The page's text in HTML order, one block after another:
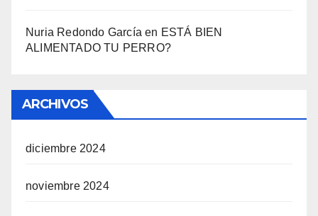
Nuria Redondo García en ESTÁ BIEN
ALIMENTADO TU PERRO?
ARCHIVOS
diciembre 2024
noviembre 2024